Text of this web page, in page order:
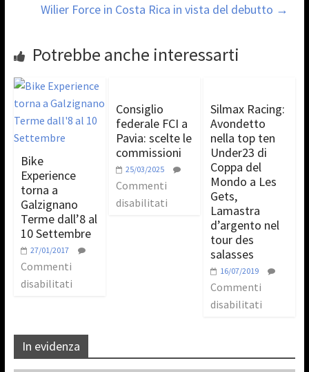
Wilier Force in Costa Rica in vista del debutto →
Potrebbe anche interessarti
Bike
Experience
torna a
Galzignano
Terme dall’8 al
10 Settembre
27/01/2017
Commenti
disabilitati
Consiglio
federale FCI a
Pavia: scelte le
commissioni
25/03/2025
Commenti
disabilitati
Silmax Racing:
Avondetto
nella top ten
Under23 di
Coppa del
Mondo a Les
Gets,
Lamastra
d’argento nel
tour des
salasses
16/07/2019
Commenti
disabilitati
In evidenza